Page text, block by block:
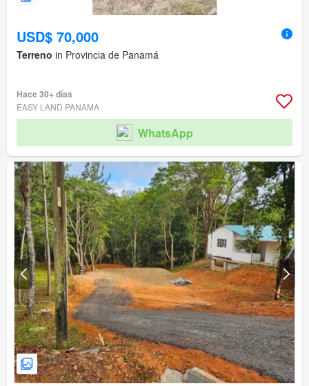
USD$ 70,000
Terreno in Provincia de Panamá
Hace 30+ días
EASY LAND PANAMA
WhatsApp